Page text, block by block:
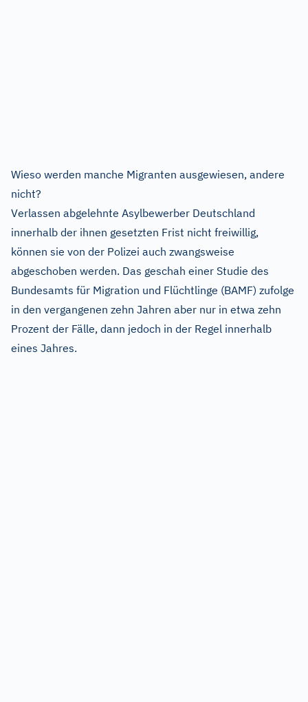
Wieso werden manche Migranten ausgewiesen, andere
nicht?
Verlassen abgelehnte Asylbewerber Deutschland
innerhalb der ihnen gesetzten Frist nicht freiwillig,
können sie von der Polizei auch zwangsweise
abgeschoben werden. Das geschah einer Studie des
Bundesamts für Migration und Flüchtlinge (BAMF) zufolge
in den vergangenen zehn Jahren aber nur in etwa zehn
Prozent der Fälle, dann jedoch in der Regel innerhalb
eines Jahres.